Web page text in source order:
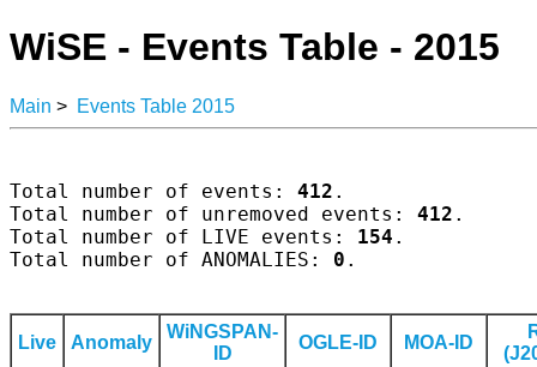
WiSE - Events Table - 2015
Main > Events Table 2015
Total number of events: 412 .
Total number of unremoved events: 412 .
Total number of LIVE events: 154 .
Total number of ANOMALIES: 0 .
Live Anomaly
WiNGSPAN-
ID
OGLE-ID MOA-ID